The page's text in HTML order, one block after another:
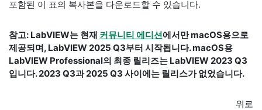
포함된 이 표의 복사본을 다운로드할 수 있습니다.
참고: LabVIEW는 현재 커뮤니티 에디션에서만 macOS용으로
제공되며, LabVIEW 2025 Q3부터 시작됩니다. macOS용
LabVIEW Professional의 최종 릴리즈는 LabVIEW 2023 Q3
입니다. 2023 Q3과 2025 Q3 사이에는 릴리스가 없었습니다.
위로